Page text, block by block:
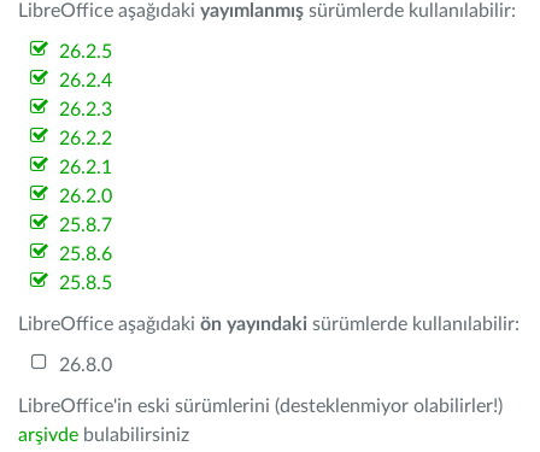
LibreOffice aşağıdaki yayımlanmış sürümlerde kullanılabilir:
26.2.5
26.2.4
26.2.3
26.2.2
26.2.1
26.2.0
25.8.7
25.8.6
25.8.5
LibreOffice aşağıdaki ön yayındaki sürümlerde kullanılabilir:
26.8.0
LibreOffice'in eski sürümlerini (desteklenmiyor olabilirler!)
arşivde bulabilirsiniz